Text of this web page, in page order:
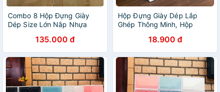
Combo 8 Hộp Đựng Giày
Dép Size Lớn Nắp Nhựa
135.000 đ
Hộp Đựng Giày Dép Lắp
Ghép Thông Minh, Hộp
Trong Suốt - Tặng Kèm Gói
Hút Ẩm
18.900 đ